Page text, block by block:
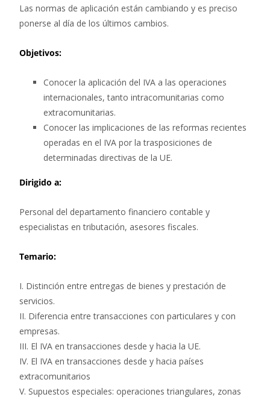
Las normas de aplicación están cambiando y es preciso
ponerse al día de los últimos cambios.
Objetivos:
Conocer la aplicación del IVA a las operaciones
internacionales, tanto intracomunitarias como
extracomunitarias.
Conocer las implicaciones de las reformas recientes
operadas en el IVA por la trasposiciones de
determinadas directivas de la UE.
Dirigido a:
Personal del departamento financiero contable y
especialistas en tributación, asesores fiscales.
Temario:
I. Distinción entre entregas de bienes y prestación de
servicios.
II. Diferencia entre transacciones con particulares y con
empresas.
III. El IVA en transacciones desde y hacia la UE.
IV. El IVA en transacciones desde y hacia países
extracomunitarios
V. Supuestos especiales: operaciones triangulares, zonas